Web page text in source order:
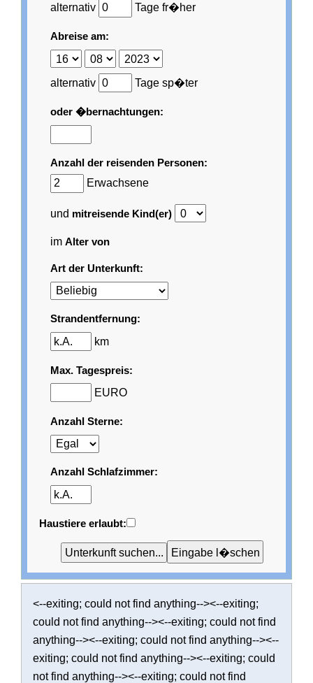
alternativ Tage fr�her
Abreise am:
alternativ Tage sp�ter
oder �bernachtungen:
Anzahl der reisenden Personen:
Erwachsene
und mitreisende Kind(er)
imAlter von
Art der Unterkunft:
Strandentfernung:
km
Max. Tagespreis:
EURO
Anzahl Sterne:
Anzahl Schlafzimmer:
Haustiere erlaubt:
<--exiting; could not find anything--><--exiting;
could not find anything--><--exiting; could not find
anything--><--exiting; could not find anything--><--
exiting; could not find anything--><--exiting; could
not find anything--><--exiting; could not find